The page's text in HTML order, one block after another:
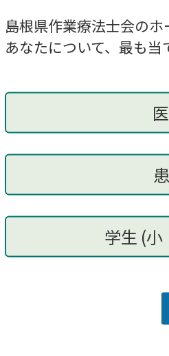
島根県作業療法士会の
あなたについて、最も当
学生 (
島根県作業療法士会学会
E-mail：